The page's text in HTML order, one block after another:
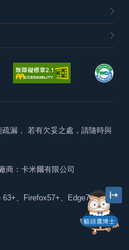
貓頭鷹博士
漏， 若有欠妥之處，請隨時與
商：卡米爾有限公司
63+、Firefox57+、Edge79+及